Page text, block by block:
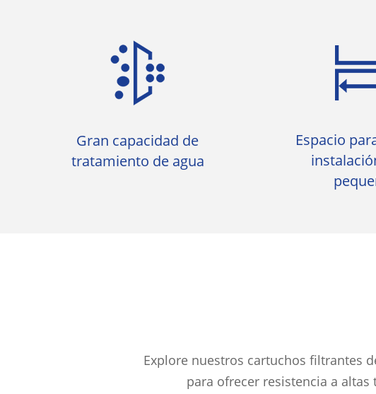
Gran capacidad de
tratamiento de agua
Espacio
Explore nuestros cartuchos filtrantes
para ofrecer resistencia a